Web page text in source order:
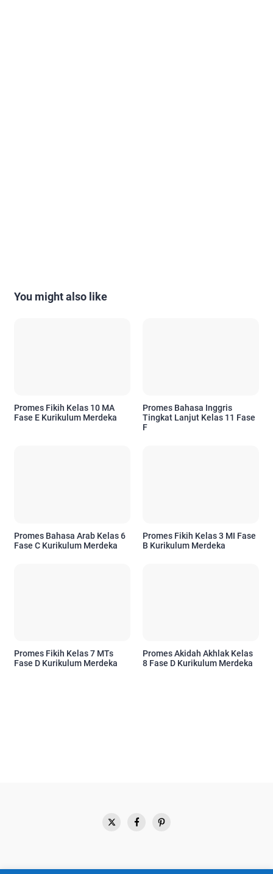
You might also like
Promes Fikih Kelas 10 MA
Fase E Kurikulum Merdeka
Promes Bahasa Inggris
Tingkat Lanjut Kelas 11 Fase
F
Promes Bahasa Arab Kelas 6
Fase C Kurikulum Merdeka
Promes Fikih Kelas 3 MI Fase
B Kurikulum Merdeka
Promes Fikih Kelas 7 MTs
Fase D Kurikulum Merdeka
Promes Akidah Akhlak Kelas
8 Fase D Kurikulum Merdeka